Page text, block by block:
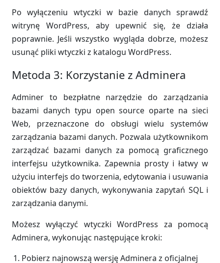
Po wyłączeniu wtyczki w bazie danych sprawdź
witrynę WordPress, aby upewnić się, że działa
poprawnie. Jeśli wszystko wygląda dobrze, możesz
usunąć pliki wtyczki z katalogu WordPress.
Metoda 3: Korzystanie z Adminera
Adminer to bezpłatne narzędzie do zarządzania
bazami danych typu open source oparte na sieci
Web, przeznaczone do obsługi wielu systemów
zarządzania bazami danych. Pozwala użytkownikom
zarządzać bazami danych za pomocą graficznego
interfejsu użytkownika. Zapewnia prosty i łatwy w
użyciu interfejs do tworzenia, edytowania i usuwania
obiektów bazy danych, wykonywania zapytań SQL i
zarządzania danymi.
Możesz wyłączyć wtyczki WordPress za pomocą
Adminera, wykonując następujące kroki:
Pobierz najnowszą wersję Adminera z oficjalnej